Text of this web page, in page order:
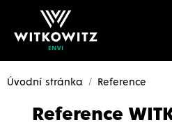
Úvodní stránka Reference
Reference